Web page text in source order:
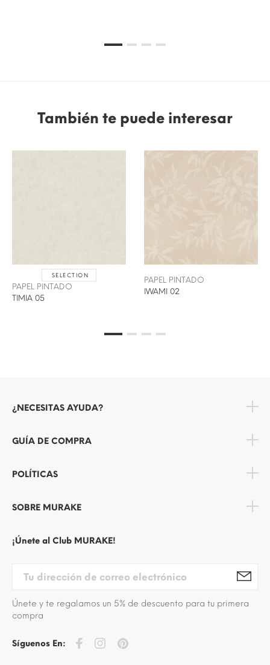
También te puede interesar
SELECTION
PAPEL PINTADO
TIMIA 05
PAPEL PINTADO
IWAMI 02
¿NECESITAS AYUDA?
GUÍA DE COMPRA
POLÍTICAS
SOBRE MURAKE
¡Únete al Club MURAKE!
Únete y te regalamos un 5% de descuento para tu primera
compra
Síguenos En: